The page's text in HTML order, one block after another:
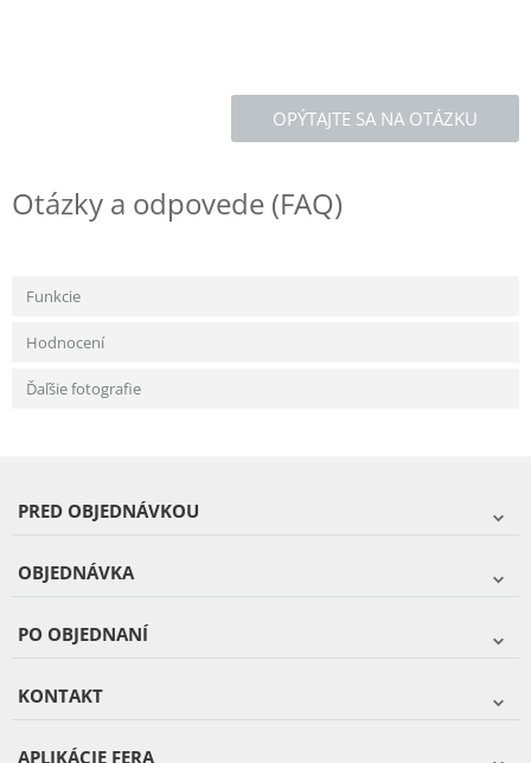
OPÝTAJTE SA NA OTÁZKU
Otázky a odpovede (FAQ)
Funkcie
Hodnocení
Ďaľšie fotografie
PRED OBJEDNÁVKOU
OBJEDNÁVKA
PO OBJEDNANÍ
KONTAKT
APLIKÁCIE FERA